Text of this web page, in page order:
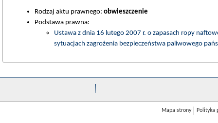
Rodzaj aktu prawnego: obwieszczenie
Podstawa prawna:
Ustawa z dnia 16 lutego 2007 r. o zapasach ropy
sytuacjach zagrożenia bezpieczeństwa paliwowego
Mapa strony Polityka